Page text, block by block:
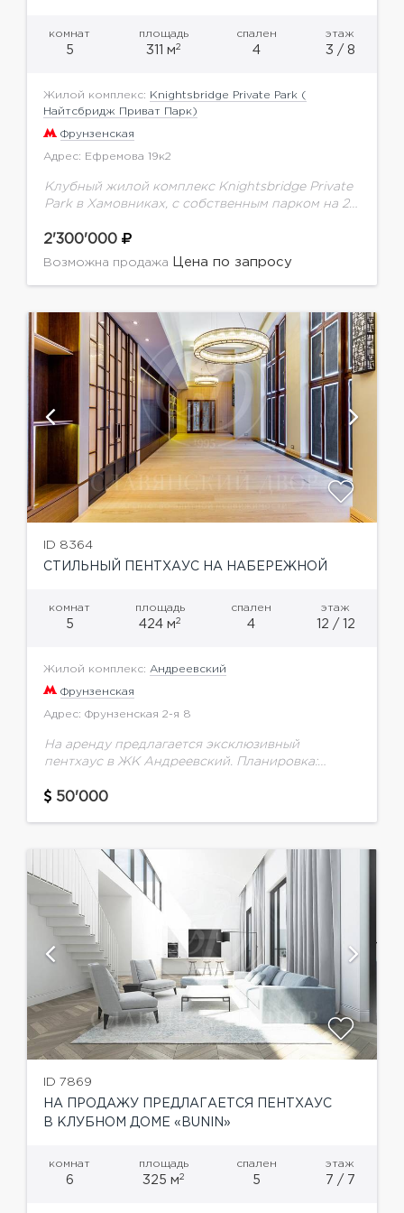
комнат
5
площадь
311 м2
спален
4
этаж
3 / 8
Жилой комплекс:
Knightsbridge Private Park (
Найтсбридж Приват Парк)
Фрунзенская
Адрес: Ефремова 19к2
Клубный жилой комплекс Knightsbridge Private
Park в Хамовниках, с собственным парком на 2
ремонтом. Планировка: кухня-столовая,
гостиная, 4 спальни, 4 санузла, 4...
2'300'000
Возможна продажа Цена по запросу
ID 8364
СТИЛЬНЫЙ ПЕНТХАУС НА НАБЕРЕЖНОЙ
комнат
5
площадь
424 м2
спален
4
этаж
12 / 12
Жилой комплекс: Андреевский
Фрунзенская
Адрес: Фрунзенская 2-я 8
На аренду предлагается эксклюзивный
пентхаус в ЖК Андреевский. Планировка:
потолками 6 метров, панорамное остекление;
50'000
ID 7869
НА ПРОДАЖУ ПРЕДЛАГАЕТСЯ ПЕНТХАУС
В КЛУБНОМ ДОМЕ «BUNIN»
комнат
6
площадь
325 м2
спален
5
этаж
7 / 7